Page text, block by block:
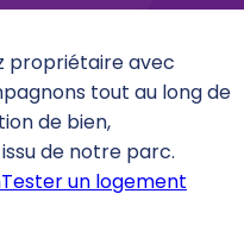
propriétaire avec
tout au long de
de bien,
de notre parc.
Tester un logement